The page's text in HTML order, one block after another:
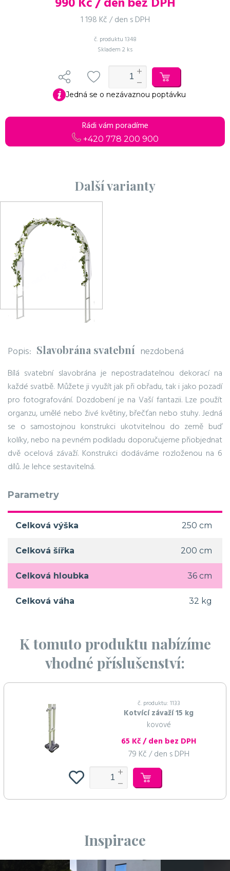
1 198 Kč / den s DPH
č. produktu 1348
Skladem 2 ks
Jedná se o nezávaznou poptávku
Rádi vám poradíme
+420 778 200 900
Další varianty
Popis: Slavobrána svatební nezdobená
Bílá svatební slavobrána je nepostradatelnou dekorací na
každé svatbě. Můžete ji využít jak při obřadu, tak i jako pozadí
pro fotografování. Dozdobení je na Vaší fantazii. Lze použít
organzu, umělé nebo živé květiny, břečťan nebo stuhy. Jedná
se o samostojnou konstrukci ukotvitelnou do země buď
kolíky, nebo na pevném podkladu doporučujeme přiobjednat
dvě ocelová závaží. Konstrukci dodáváme rozloženou na 6
dílů. Je lehce sestavitelná.
Parametry
Celková výška 250 cm
Celková šířka 200 cm
Celková hloubka 36 cm
Celková váha 32 kg
K tomuto produktu nabízíme
vhodné příslušenství:
č. produktu: 1133
Kotvící závaží 15 kg
kovové
65 Kč / den bez DPH
79 Kč / den s DPH
Inspirace